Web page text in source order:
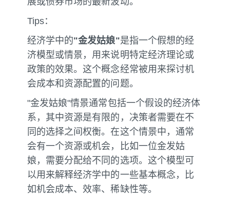
Tips：
经济学中的"金发姑娘"是指一个假想的经
济模型或情景，用来说明特定经济理论或
政策的效果。这个概念经常被用来探讨机
会成本和资源配置的问题。
"金发姑娘"情景通常包括一个假设的经济体
系，其中资源是有限的，决策者需要在不
同的选择之间权衡。在这个情景中，通常
会有一个资源或机会，比如一位金发姑
娘，需要分配给不同的选项。这个模型可
以用来解释经济学中的一些基本概念，比
如机会成本、效率、稀缺性等。